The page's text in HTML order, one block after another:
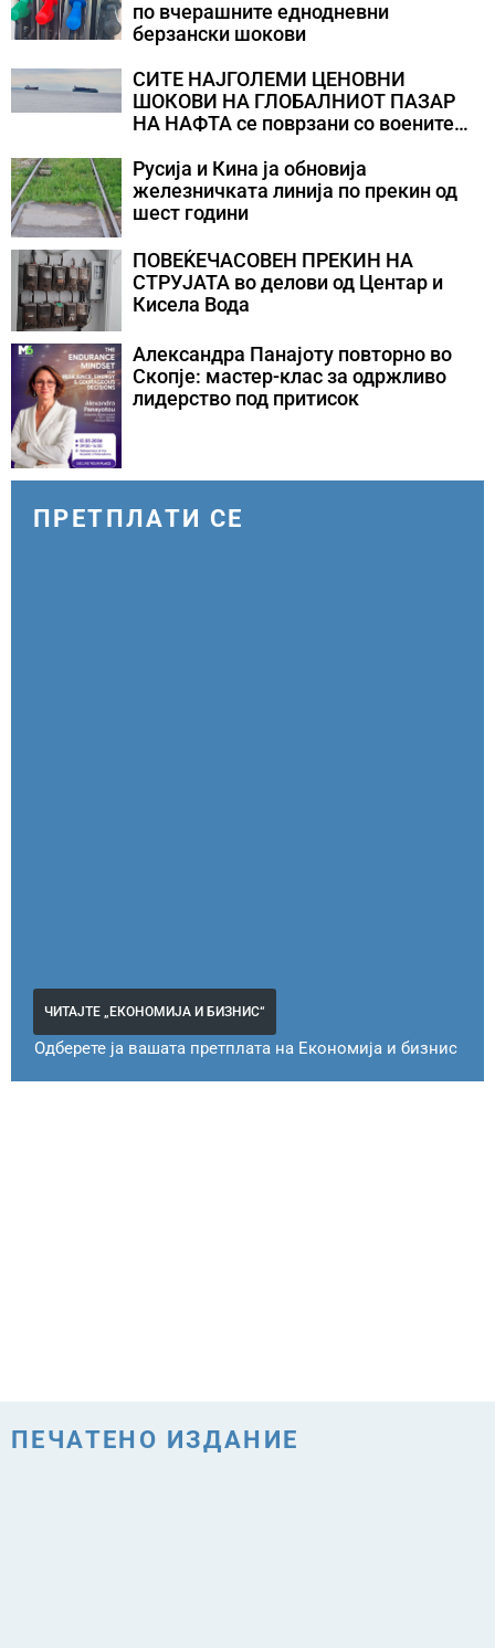
по вчерашните еднодневни
берзански шокови
СИТЕ НАЈГОЛЕМИ ЦЕНОВНИ
ШОКОВИ НА ГЛОБАЛНИОТ ПАЗАР
НА НАФТА се поврзани со воените
Русија и Кина ја обновија
железничката линија по прекин од
шест години
ПОВЕЌЕЧАСОВЕН ПРЕКИН НА
СТРУЈАТА во делови од Центар и
Кисела Вода
Александра Панајоту повторно во
Скопје: мастер-клас за одржливо
лидерство под притисок
ПРЕТПЛАТИ СЕ
ЧИТАЈТЕ „ЕКОНОМИЈА И БИЗНИС“
Одберете ја вашата претплата на Економија и бизнис
ПЕЧАТЕНО ИЗДАНИЕ